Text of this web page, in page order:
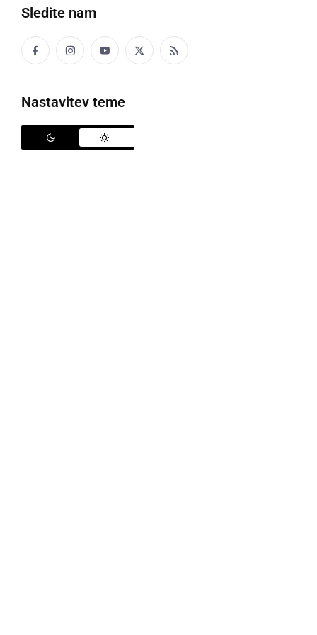
Sledite nam
Nastavitev teme
Družabno
Črna kronika
Kultura
Šport